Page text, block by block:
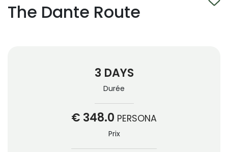
The Dante Route
3 DAYS
Durée
€ 348.0 PERSONA
Prix